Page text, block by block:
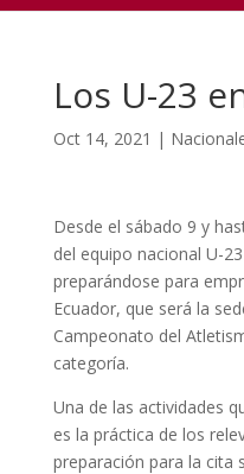
Los U-23
Oct 14, 2021 |
Desde el sábado 9 y
del equipo nacional U-
preparándose para
Ecuador, que será la
Campeonato del
categoría.
Una de las actividades
es la práctica de los
preparación para la cita